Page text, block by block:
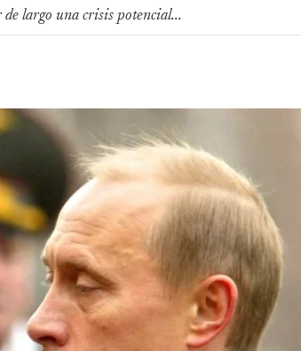
de largo una crisis potencial...